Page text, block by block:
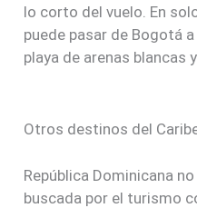
lo corto del vuelo. En
puede pasar de Bogotá
playa de arenas blancas
Otros destinos del
República Dominicana
buscada por el turismo